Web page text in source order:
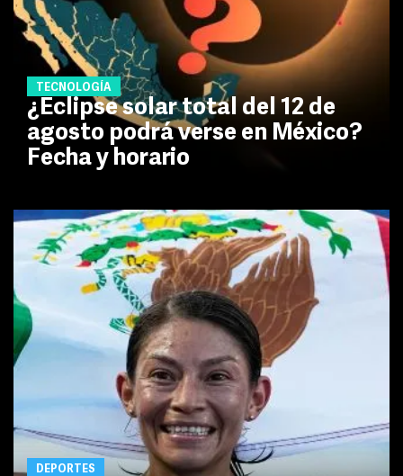
TECNOLOGÍA
¿Eclipse solar total del 12 de
agosto podrá verse en México?
Fecha y horario
DEPORTES